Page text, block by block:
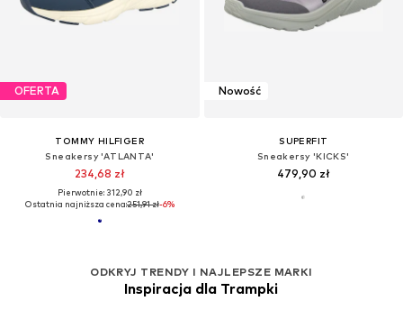
OFERTA
TOMMY HILFIGER
Sneakersy 'ATLANTA'
234,68 zł
Pierwotnie: 312,90 zł
Ostatnia najniższa cena:251,91 zł-6%
ODKRYJ TRENDY I NAJLEPSZE MARKI
Inspiracja dla Trampki
Nowość
SUPERFIT
Sneakersy 'KICKS'
479,90 zł